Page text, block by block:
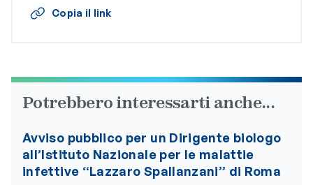
Copia il link
Potrebbero interessarti anche...
Avviso pubblico per un Dirigente biologo
all’Istituto Nazionale per le malattie
infettive “Lazzaro Spallanzani” di Roma